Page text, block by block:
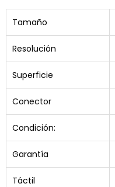
Tamaño
Resolución
Superficie
Conector
Condición:
Garantía
Táctil